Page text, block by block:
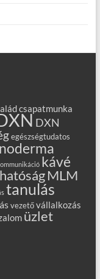
csapatmunka
DXN
egészségtudatos
kávé
MLM
tanulás
vezető vállalkozás
üzlet